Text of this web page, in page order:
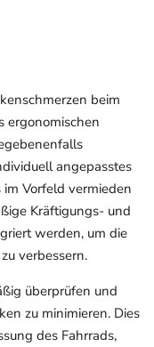
beim
ergonomischen
angepasstes
Vorfeld vermieden
Kräftigungs- und
werden, um die
verbessern.
überprüfen und
zu minimieren. Dies
des Fahrrads,